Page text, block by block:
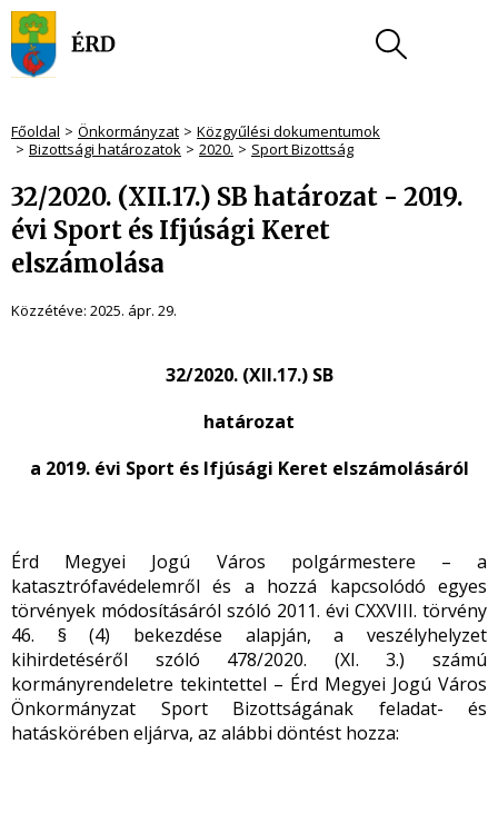
Főoldal Önkormányzat
Közgyűlési dokumentumok
Bizottsági határozatok
2020. Sport Bizottság
32/2020. (XII.17.) SB határozat - 2019.
évi Sport és Ifjúsági Keret
elszámolása
Közzétéve: 2025. ápr. 29.
32/2020. (XII.17.) SB
határozat
a 2019. évi Sport és Ifjúsági Keret elszámolásáról
Érd Megyei Jogú Város polgármestere – a
katasztrófavédelemről és a hozzá kapcsolódó egyes
törvények módosításáról szóló 2011. évi CXXVIII. törvény
46. § (4) bekezdése alapján, a veszélyhelyzet
kihirdetéséről szóló 478/2020. (XI. 3.) számú
kormányrendeletre tekintettel – Érd Megyei Jogú Város
Önkormányzat Sport Bizottságának feladat- és
hatáskörében eljárva, az alábbi döntést hozza: